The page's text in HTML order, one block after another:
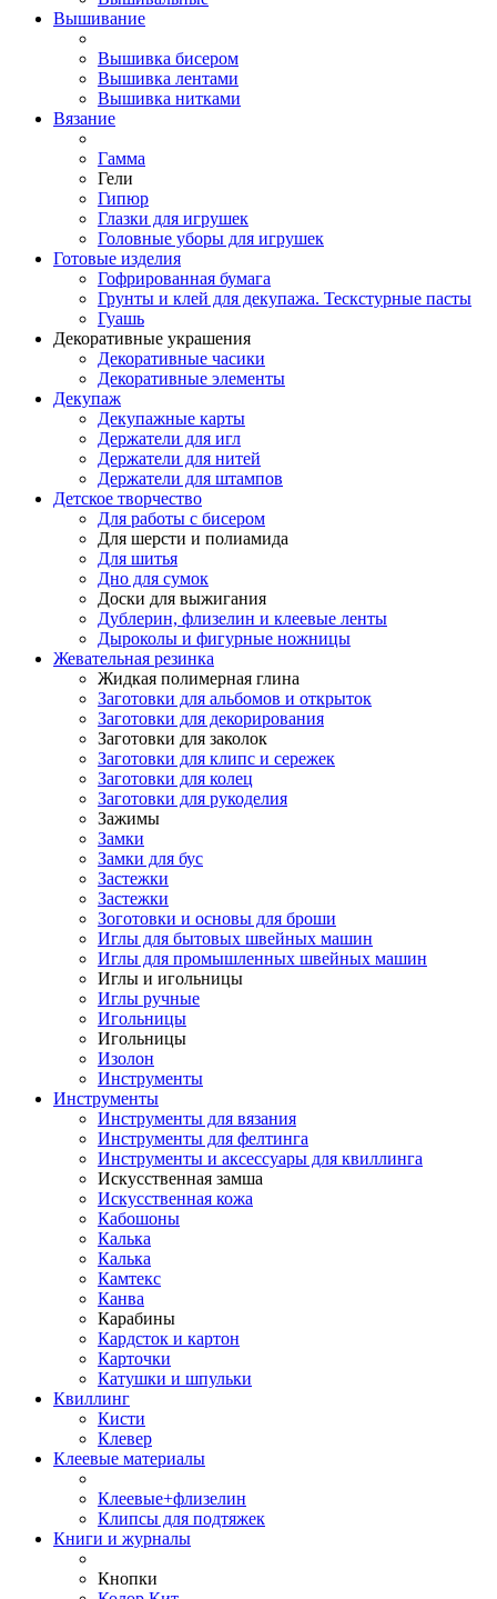
Вышивание
Вышивка бисером
Вышивка лентами
Вышивка нитками
Вязание
Гамма
Гели
Гипюр
Глазки для игрушек
Головные уборы для игрушек
Готовые изделия
Гофрированная бумага
Грунты и клей для декупажа. Тескстурные пасты
Гуашь
Декоративные украшения
Декоративные часики
Декоративные элементы
Декупаж
Декупажные карты
Держатели для игл
Держатели для нитей
Держатели для штампов
Детское творчество
Для работы с бисером
Для шерсти и полиамида
Для шитья
Дно для сумок
Доски для выжигания
Дублерин, флизелин и клеевые ленты
Дыроколы и фигурные ножницы
Жевательная резинка
Жидкая полимерная глина
Заготовки для альбомов и открыток
Заготовки для декорирования
Заготовки для заколок
Заготовки для клипс и сережек
Заготовки для колец
Заготовки для рукоделия
Зажимы
Замки
Замки для бус
Застежки
Застежки
Зоготовки и основы для броши
Иглы для бытовых швейных машин
Иглы для промышленных швейных машин
Иглы и игольницы
Иглы ручные
Игольницы
Игольницы
Изолон
Инструменты
Инструменты
Инструменты для вязания
Инструменты для фелтинга
Инструменты и аксессуары для квиллинга
Искусственная замша
Искусственная кожа
Кабошоны
Калька
Калька
Камтекс
Канва
Карабины
Кардсток и картон
Карточки
Катушки и шпульки
Квиллинг
Кисти
Клевер
Клеевые материалы
Клеевые+флизелин
Клипсы для подтяжек
Книги и журналы
Кнопки